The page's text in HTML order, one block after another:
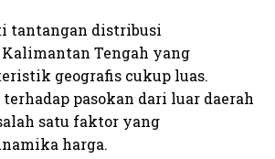
tantangan distribusi
Tengah yang
geografis cukup luas.
pasokan dari luar daerah
satu faktor yang
harga.